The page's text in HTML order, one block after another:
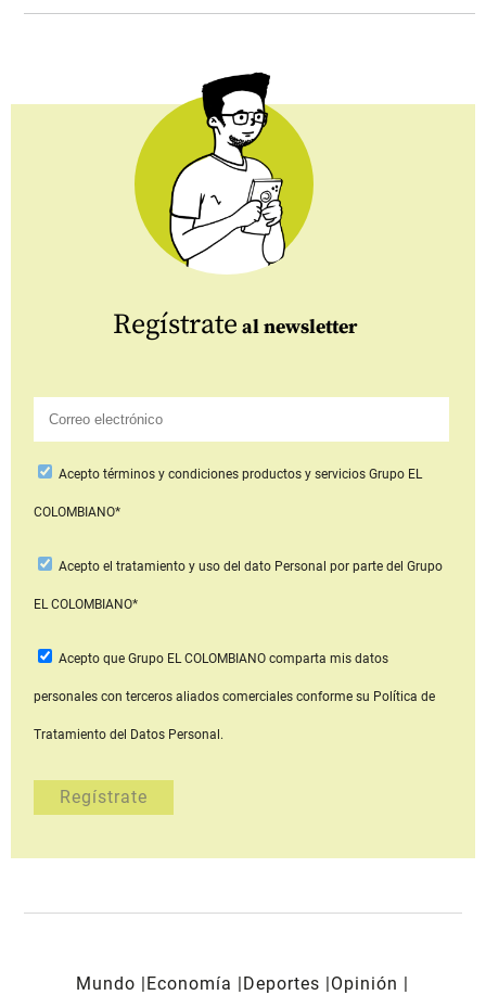
Regístrate al newsletter
Aceptotérminos y condiciones productos y serviciosGrupo EL
COLOMBIANO*
Acepto el tratamiento y uso del dato Personal por parte del Grupo
EL COLOMBIANO*
Acepto que Grupo EL COLOMBIANOcomparta mis datos
personales con terceros aliados comerciales conforme su Política de
Tratamiento del Datos Personal.
Mundo Economía Deportes
Opinión